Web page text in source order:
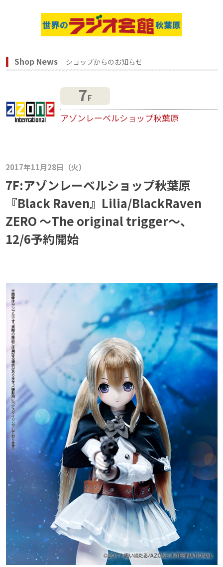
Shop News ショップからのお知らせ
7F
アゾンレーベルショップ秋葉原
2017年11月28日（火）
7F:アゾンレーベルショップ秋葉原
『Black Raven』Lilia/BlackRaven
ZERO ～The original trigger～、
12/6予約開始